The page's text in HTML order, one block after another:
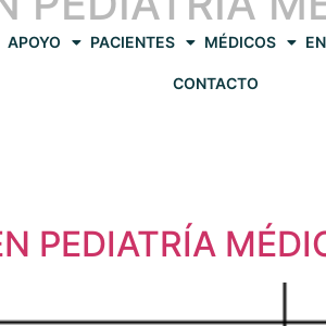
APOYO PACIENTES MÉDICOS
CONTACTO
PEDIATRÍA